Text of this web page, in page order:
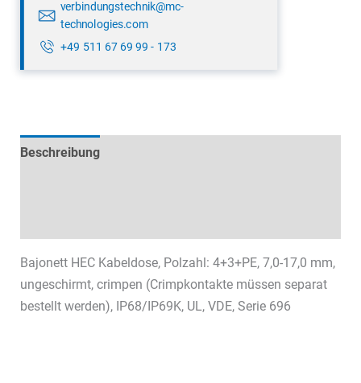
verbindungstechnik@mc-
technologies.com
+49 511 67 69 99 - 173
Beschreibung
Bajonett HEC Kabeldose, Polzahl: 4+3+PE, 7,0-17,0 mm,
ungeschirmt, crimpen (Crimpkontakte müssen separat
bestellt werden), IP68/IP69K, UL, VDE, Serie 696